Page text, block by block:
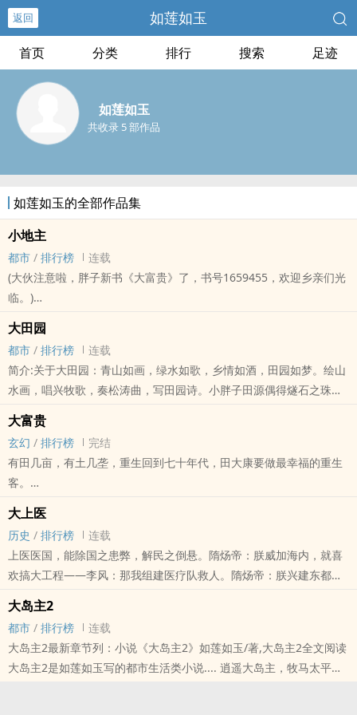
返回 如莲如玉
首页 分类 排行 搜索 足迹
如莲如玉
共收录 5 部作品
如莲如玉的全部作品集
小地主
都市 / 排行榜
连载
(大伙注意啦，胖子新书《大富贵》了，书号1659455，欢迎乡亲们光
临。)
大田园
都市 / 排行榜
连载
简介:关于大田园：青山如画，绿水如歌，乡情如酒，田园如梦。绘山
水画，唱兴牧歌，奏松涛曲，写田园诗。小胖子田源偶得燧石之珠，
里面居然连接着远古空间，可以把远古的草、木、羽、毛、鳞、介、
臝等物种兑换到现实世界。于是田源便主动申请加入驻村工作队，来
到最为贫困的黑瞎子屯。面对着被彻底破坏的自然环境，他一步一步
地发展种植业和养殖业，绿化荒山、草原，将贫瘠的土地变成绿色生
态基地，将绿水青山变成金山银山，带领乡亲们走上脱贫致富奔小康
的道路。而田源，自然也过上了美滋滋的田园生活。
大富贵
玄幻 / 排行榜
完结
有田几亩，有土几垄，重生回到七十年代，田大康要做最幸福的重生
客。
照着狍子头。
教教书，育育人，黄花闺女赛仙人儿。新时代的倒爷，赚不完的金
银，取不完的大富贵。
富贵无边，所以难足；穷苦难捱，所以难忘。大富贵，为大伙讲述一
段乱世中生存、盛世中崛起的故事。还是老规矩，一天三章，早晨七
点、中午十一点、晚上五点。感谢友人“老不死”提供封面）
呵呵，大富贵书友群：109839300，感谢书友小海妖提供。又来了几
个群，都有大量空位，欢迎大伙入伙：大富贵二群28640505，大富贵
大上医
历史 / 排行榜
连载
上医医国，能除国之患弊，解民之倒悬。隋炀帝：朕威加海内，就喜
欢搞大工程——李风：那我组建医疗队救人。隋炀帝：朕兴建东都洛
阳，征民夫二百万，死者十之四五——李风：我救救救。隋炀帝：朕
兴修大运河，征夫五百万，死者过半——李风：我救救救。隋炀帝：
朕三征高句丽，死者不计其数——李风，我救，救不过来了。杨广你
丫太能折腾，不配当皇帝，赶紧换人，皇帝轮流做，明年到我家。
大岛主2
都市 / 排行榜
连载
大岛主2最新章节列：小说《大岛主2》如莲如玉/著,大岛主2全文阅读
大岛主2是如莲如玉写的都市生活类小说.... 逍遥大岛主，牧马太平